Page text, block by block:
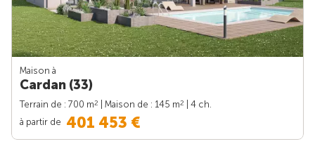
Maison à
Cardan (33)
Terrain de : 700 m2 | Maison de : 145 m2
| 4 ch.
à partir de 401 453 €